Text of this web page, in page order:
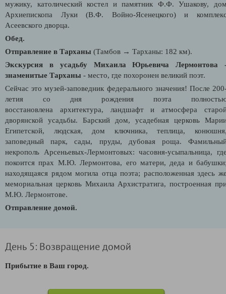
мужику, католический костел и памятник Ф.Ф. Ушакову,
Архиепископа Луки (В.Ф. Войно-Ясенецкого) и
Асеевского дворца.
Обед.
Отправление в Тарханы (Тамбов → Тарханы: 182 км).
Экскурсия в усадьбу Михаила Юрьевича Лермонтова
знаменитые Тарханы - место, где похоронен великий поэт.
Сейчас это музей-заповедник федерального значения! После
летия со дня рождения поэта
восстановлена архитектура, ландшафт и атмосфера
дворянской усадьбы. Барский дом, усадебная церковь
Египетской, людская, дом ключника, теплица,
заповедный парк, сады, пруды, дубовая роща.
некрополь Арсеньевых-Лермонтовых: часовня-усыпальница,
покоится прах М.Ю. Лермонтова, его матери, деда и
находящаяся рядом могила отца поэта; расположенная здесь
мемориальная церковь Михаила Архистратига, построенная
М.Ю. Лермонтове.
Отправление домой.
День 5: Возвращение домой
Прибытие в Ваш город.